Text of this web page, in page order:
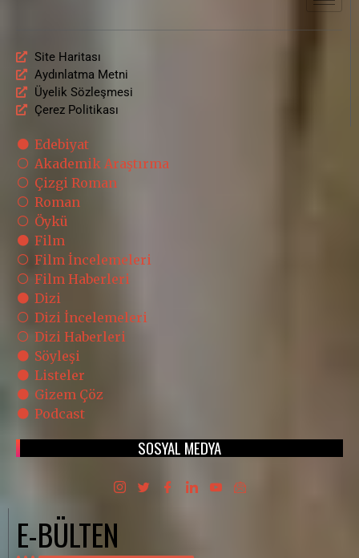
Site Haritası
Aydınlatma Metni
Üyelik Sözleşmesi
Çerez Politikası
Edebiyat
Akademik Araştırma
Çizgi Roman
Roman
Öykü
Film
Film İncelemeleri
Film Haberleri
Dizi
Dizi İncelemeleri
Dizi Haberleri
Söyleşi
Listeler
Gizem Çöz
Podcast
SOSYAL MEDYA
E-BÜLTEN